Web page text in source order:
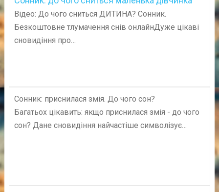
Відео: До чого сниться ДИТИНА? Сонник.
Безкоштовне тлумачення снів онлайнДуже цікаві
сновидіння про…
Сонник: приснилася змія. До чого сон?
Багатьох цікавить: якщо приснилася змія - до чого
сон? Дане сновидіння найчастіше символізує…